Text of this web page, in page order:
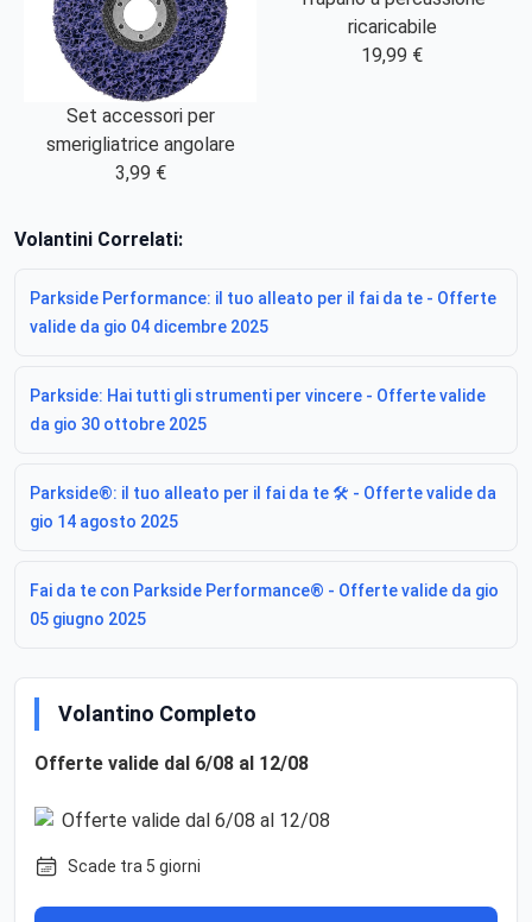
Set accessori per
smerigliatrice angolare
3,99 €
ricaricabile
19,99 €
Volantini Correlati:
Parkside Performance: il tuo alleato per il fai da te - Offerte
valide da gio 04 dicembre 2025
Parkside: Hai tutti gli strumenti per vincere - Offerte valide
da gio 30 ottobre 2025
Parkside®: il tuo alleato per il fai da te 🛠 - Offerte valide da
gio 14 agosto 2025
Fai da te con Parkside Performance® - Offerte valide da gio
05 giugno 2025
Volantino Completo
Offerte valide dal 6/08 al 12/08
Scade tra 5 giorni